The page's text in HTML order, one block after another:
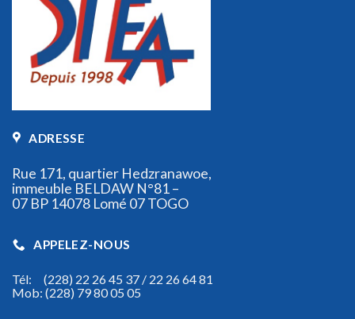
ADRESSE
Rue 171, quartier Hedzranawoe,
immeuble BELDAW N°81 –
07 BP 14078 Lomé 07 TOGO
APPELEZ-NOUS
Tél: (228) 22 26 45 37 / 22 26 64 81
Mob: (228) 79 80 05 05